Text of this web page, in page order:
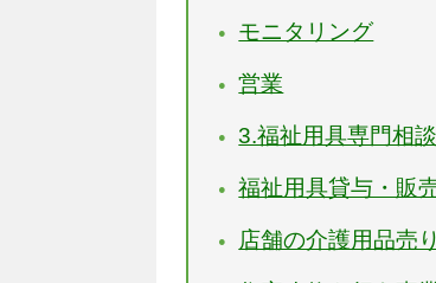
モニタリング
営業
3.福祉用具専門相
福祉用具貸与・販
店舗の介護用品売